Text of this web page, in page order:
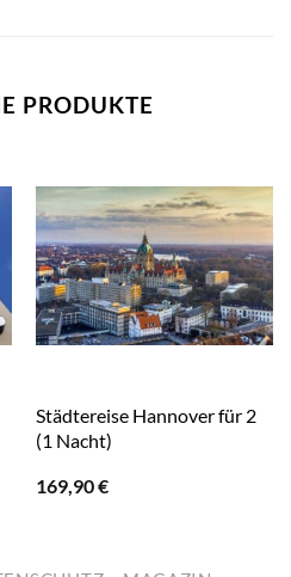
PRODUKTE
Städtereise Hannover für 2
(1 Nacht)
169,90€